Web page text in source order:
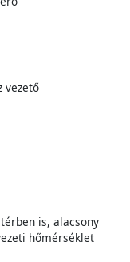
vezető
is, alacsony
hőmérséklet